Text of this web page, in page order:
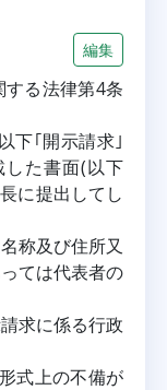
編集
る法律第4条
｢開示請求｣
した書面(以下
に提出してし
称及び住所又
ては代表者の
求に係る行政
式上の不備が